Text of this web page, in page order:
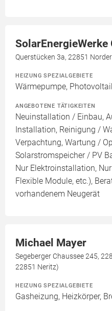
SolarEnergieWerke
Querstücken 3a, 22851
HEIZUNG SPEZIALGEBIETE
Wärmepumpe,
ANGEBOTENE TÄTIGKEITEN
Neuinstallation / Einbau,
Installation, Reinigung /
Verpachtung, Wartung /
Solarstromspeicher / PV
Nur Elektroinstallation,
Flexible Module, etc.),
vorhandenem Neugerät
Michael Mayer
Segeberger Chaussee 245,
22851 Neritz)
HEIZUNG SPEZIALGEBIETE
Gasheizung, Heizkörper,